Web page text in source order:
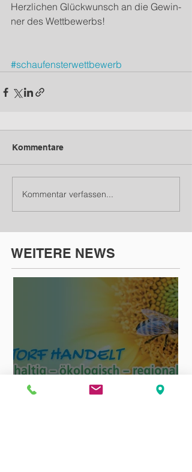
Her­zlichen Glück­wun­sch an die Gewin­
ner des Wettbewerbs!
#schaufensterwettbewerb
Kommentare
Kommentar verfassen...
WEITERE NEWS